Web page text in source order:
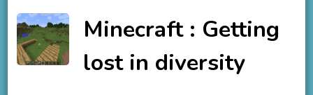
Minecraft : Getting
lost in diversity